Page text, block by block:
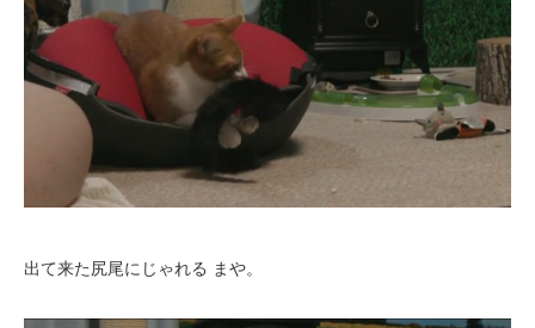
出て来た尻尾にじゃれる まや。